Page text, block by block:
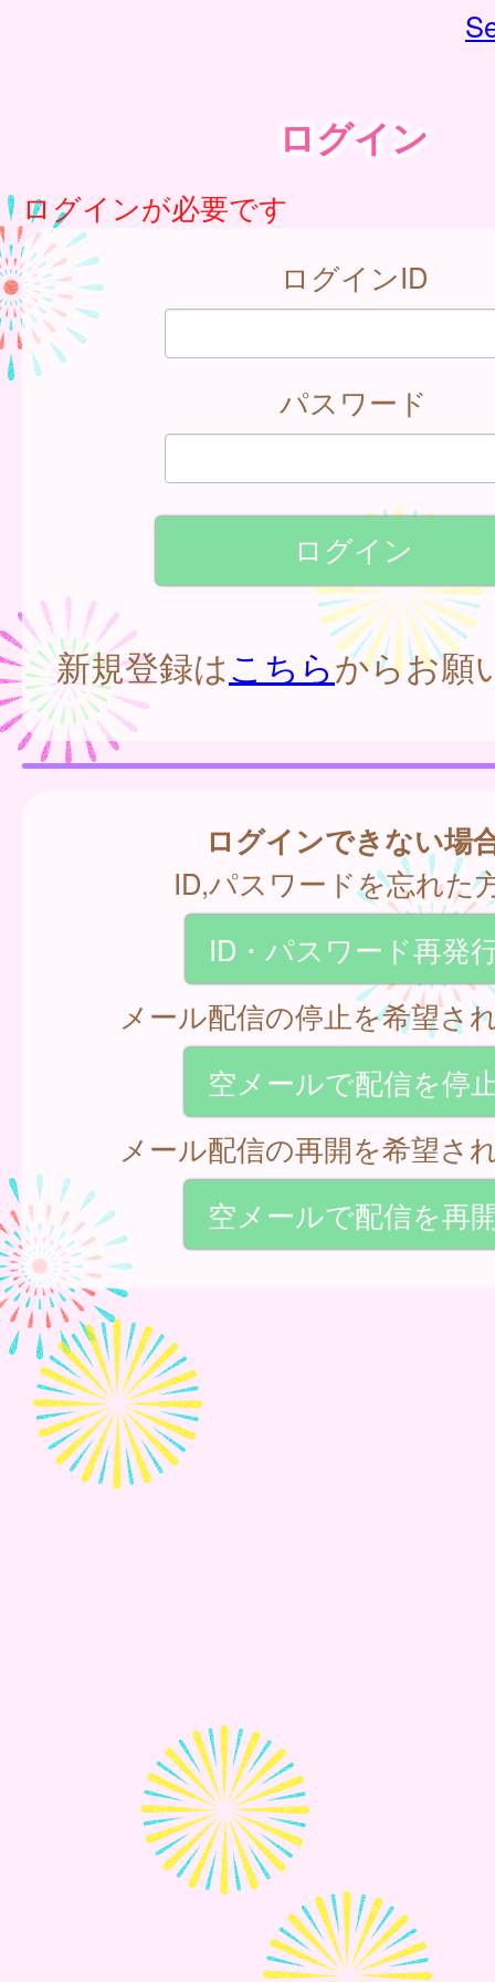
ログイン
ログインが必要です
ログインID
パスワード
新規登録はこちらからお願
ログインできない場
ID,パスワードを忘れた
ID・パスワード再発
メール配信の停止を希望さ
空メールで配信を停
メール配信の再開を希望さ
空メールで配信を再